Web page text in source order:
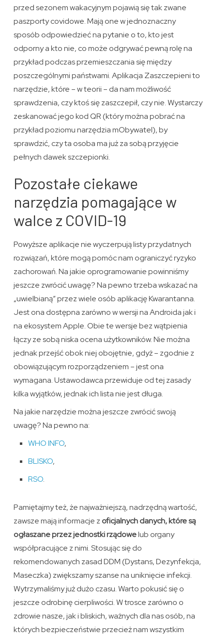
przed sezonem wakacyjnym pojawią się tak zwane
paszporty covidowe. Mają one w jednoznaczny
sposób odpowiedzieć na pytanie o to, kto jest
odporny a kto nie, co może odgrywać pewną rolę na
przykład podczas przemieszczania się między
poszczególnymi państwami. Aplikacja Zaszczepieni to
narzędzie, które – w teorii – da nam możliwość
sprawdzenia, czy ktoś się zaszczepił, czy nie. Wystarczy
zeskanować jego kod QR (który można pobrać na
przykład poziomu narzędzia mObywatel), by
sprawdzić, czy ta osoba ma już za sobą przyjęcie
pełnych dawek szczepionki.
Pozostałe ciekawe
narzędzia pomagające w
walce z COVID-19
Powyższe aplikacje nie wyczerpują listy przydatnych
rozwiązań, które mogą pomóc nam ograniczyć ryzyko
zachorowań. Na jakie oprogramowanie powinniśmy
jeszcze zwrócić uwagę? Na pewno trzeba wskazać na
„uwielbianą” przez wiele osób aplikację Kwarantanna.
Jest ona dostępna zarówno w wersji na Androida jak i
na ekosystem Apple. Obie te wersje bez wątpienia
łączy ze sobą niska ocena użytkowników. Nie można
jednak przejść obok niej obojętnie, gdyż – zgodnie z
obowiązującym rozporządzeniem – jest ona
wymagana. Ustawodawca przewiduje od tej zasady
kilka wyjątków, jednak ich lista nie jest długa.
Na jakie narzędzie można jeszcze zwrócić swoją
uwagę? Na pewno na:
WHO INFO,
BLISKO,
RSO.
Pamiętajmy też, że najważniejszą, nadrzędną wartość,
zawsze mają informacje zoficjalnych danych, które są
ogłaszane przez jednostki rządowelub organy
współpracujące z nimi. Stosując się do
rekomendowanych zasad DDM (Dystans, Dezynfekcja,
Maseczka) zwiększamy szanse na uniknięcie infekcji.
Wytrzymaliśmy już dużo czasu. Warto pokusić się o
jeszcze odrobinę cierpliwości. W trosce zarówno o
zdrowie nasze, jak i bliskich, ważnych dla nas osób, na
których bezpieczeństwie przecież nam wszystkim